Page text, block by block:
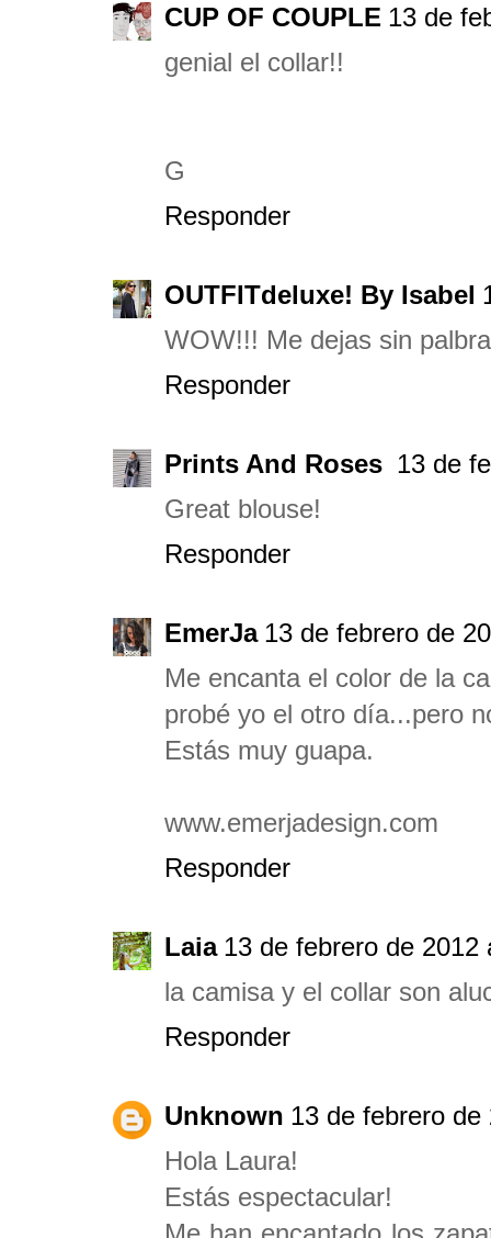
CUP OF COUPLE 13 de
genial el collar!!
G
Responder
OUTFITdeluxe! By Isabel
WOW!!! Me dejas sin
Responder
Prints And Roses 13 de
Great blouse!
Responder
EmerJa 13 de febrero de
Me encanta el color de la
probé yo el otro día...pero
Estás muy guapa.
www.emerjadesign.com
Responder
Laia 13 de febrero de 2012
la camisa y el collar son
Responder
Unknown 13 de febrero
Hola Laura!
Estás espectacular!